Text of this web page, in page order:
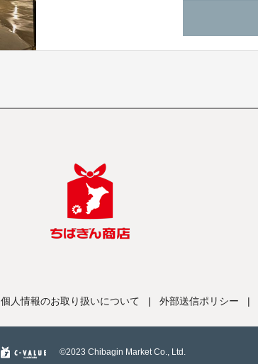
個人情報のお取り扱いについて | 外部送信ポリシー |
©️2023 Chibagin Market Co., Ltd.